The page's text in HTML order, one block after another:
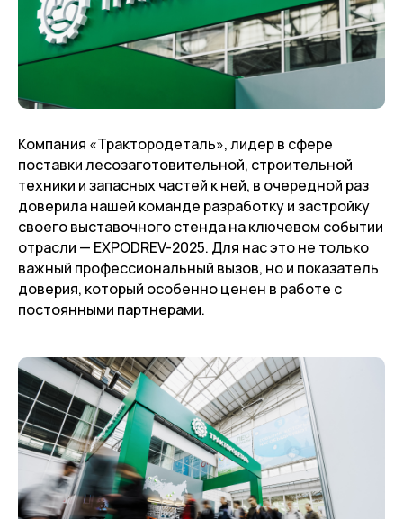
Компания «Трактородеталь», лидер в сфере
поставки лесозаготовительной, строительной
техники и запасных частей к ней, в очередной раз
доверила нашей команде разработку и застройку
своего выставочного стенда на ключевом событии
отрасли — EXPODREV-2025. Для нас это не только
важный профессиональный вызов, но и показатель
доверия, который особенно ценен в работе с
постоянными партнерами.